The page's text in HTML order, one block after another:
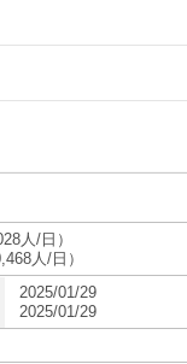
人/日）
人/日）
2025/01/29
2025/01/29